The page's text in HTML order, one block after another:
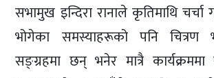
सभामुख इन्दिरा रानाले कृतिमाथि
भोगेका समस्याहरूको पनि
सङ्ग्रहमा छन् भनेर मात्रै